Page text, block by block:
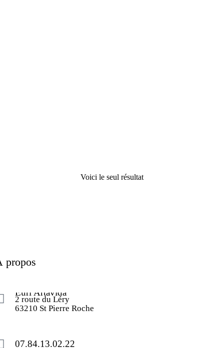
Voici le seul résultat
propos
Eurl Artavida
2 route du Léry
63210 St Pierre Roche
07.84.13.02.22